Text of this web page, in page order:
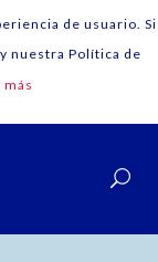
de usuario. Si
nuestra Política de